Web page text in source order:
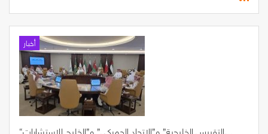
أخبار